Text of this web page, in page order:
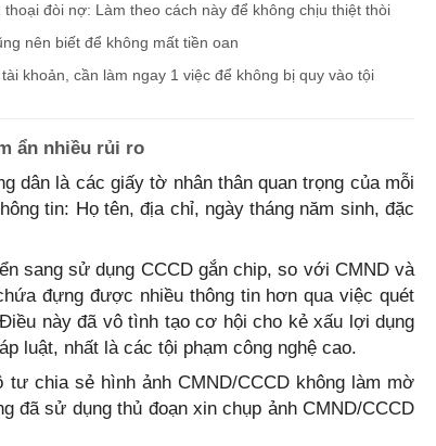
đòi nợ: Làm theo cách này để không chịu thiệt thòi
nên biết để không mất tiền oan
khoản, cần làm ngay 1 việc để không bị quy vào tội
ẩn nhiều rủi ro
dân là các giấy tờ nhân thân quan trọng của mỗi
tin: Họ tên, địa chỉ, ngày tháng năm sinh, đặc
sang sử dụng CCCD gắn chip, so với CMND và
đựng được nhiều thông tin hơn qua việc quét
này đã vô tình tạo cơ hội cho kẻ xấu lợi dụng
luật, nhất là các tội phạm công nghệ cao.
chia sẻ hình ảnh CMND/CCCD không làm mờ
đã sử dụng thủ đoạn xin chụp ảnh CMND/CCCD